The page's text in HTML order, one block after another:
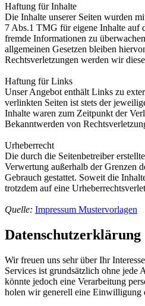
Haftung für Inhalte
Die Inhalte unserer Seiten wurden
7 Abs.1 TMG für eigene Inhalte auf
fremde Informationen zu
allgemeinen Gesetzen bleiben
Rechtsverletzungen werden wir
Haftung für Links
Unser Angebot enthält Links zu
verlinkten Seiten ist stets der
Inhalte waren zum Zeitpunkt der
Bekanntwerden von
Urheberrecht
Die durch die Seitenbetreiber
Verwertung außerhalb der Grenzen
Gebrauch gestattet. Soweit die
trotzdem auf eine
Quelle: Impressum Mustervorlagen
Datenschutzerklärung
Wir freuen uns sehr über Ihr
Services ist grundsätzlich ohne jede
könnte jedoch eine Verarbeitung
holen wir generell eine Einwilligung